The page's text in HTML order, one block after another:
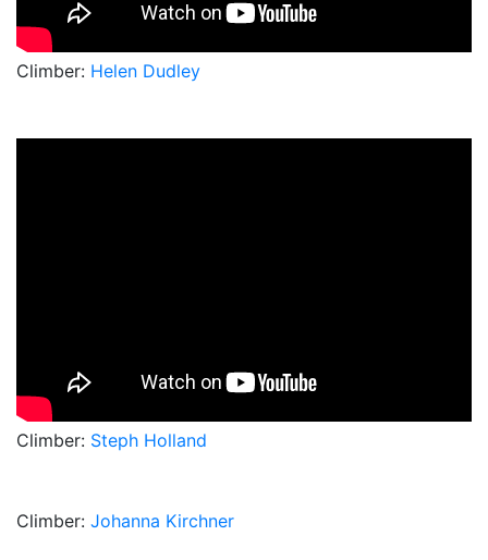
Climber: Helen Dudley
Climber: Steph Holland
Climber: Johanna Kirchner